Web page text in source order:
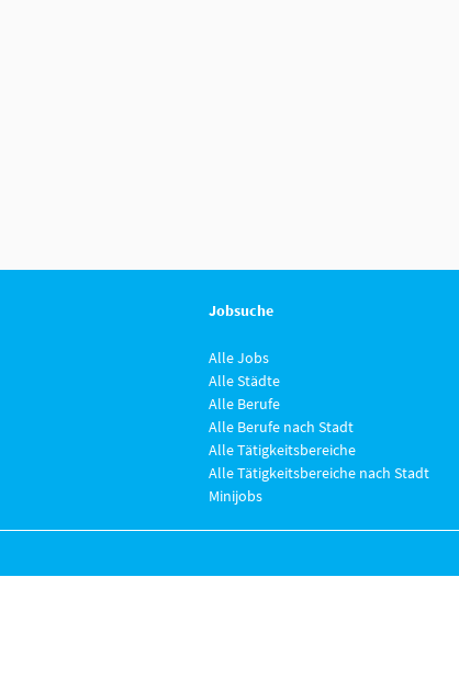
Jobsuche
Alle Jobs
Alle Städte
Alle Berufe
Alle Berufe nach Stadt
Alle Tätigkeitsbereiche
Alle Tätigkeitsbereiche nach Stadt
Minijobs